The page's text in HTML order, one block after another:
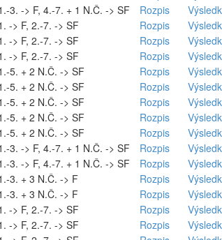
3. -> F, 4.-7. + 1 N.Č. -> SF Rozpis
-> F, 2.-7. -> SF Rozpis
-> F, 2.-7. -> SF Rozpis
-> F, 2.-7. -> SF Rozpis
5. + 2 N.Č. -> SF Rozpis
5. + 2 N.Č. -> SF Rozpis
5. + 2 N.Č. -> SF Rozpis
5. + 2 N.Č. -> SF Rozpis
5. + 2 N.Č. -> SF Rozpis
3. -> F, 4.-7. + 1 N.Č. -> SF Rozpis
3. -> F, 4.-7. + 1 N.Č. -> SF Rozpis
3. + 3 N.Č. -> F Rozpis
3. + 3 N.Č. -> F Rozpis
-> F, 2.-7. -> SF Rozpis
-> F, 2.-7. -> SF Rozpis